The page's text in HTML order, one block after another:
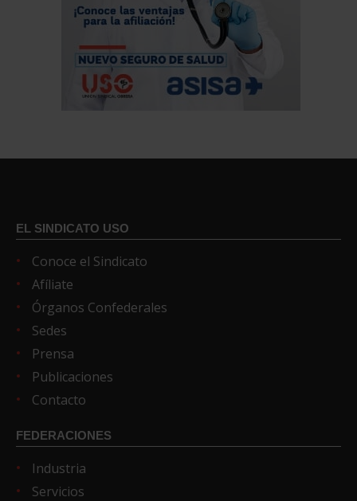
EL SINDICATO USO
Conoce el Sindicato
Afíliate
Órganos Confederales
Sedes
Prensa
Publicaciones
Contacto
FEDERACIONES
Industria
Servicios